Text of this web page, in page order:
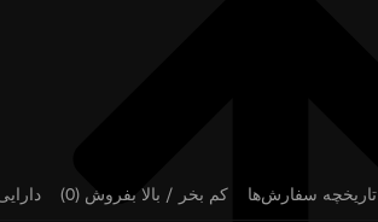
تاریخچه سفارش‌ها کم بخر / بالا بفروش (0)